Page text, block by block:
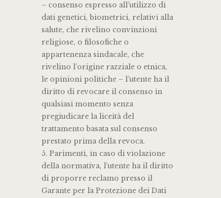
– consenso espresso all’utilizzo di
dati genetici, biometrici, relativi alla
salute, che rivelino convinzioni
religiose, o filosofiche o
appartenenza sindacale, che
rivelino l’origine razziale o etnica,
le opinioni politiche – l’utente ha il
diritto di revocare il consenso in
qualsiasi momento senza
pregiudicare la liceità del
trattamento basata sul consenso
prestato prima della revoca.
5. Parimenti, in caso di violazione
della normativa, l’utente ha il diritto
di proporre reclamo presso il
Garante per la Protezione dei Dati